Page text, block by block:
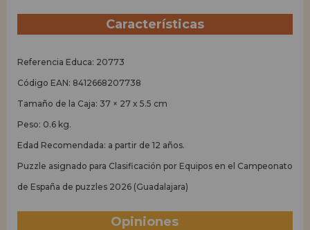
Características
Referencia Educa: 20773
Código EAN: 8412668207738
Tamaño de la Caja: 37 × 27 x 5.5 cm
Peso: 0.6 kg.
Edad Recomendada: a partir de 12 años.
Puzzle asignado para Clasificación por Equipos en el Campeonato
de España de puzzles 2026 (Guadalajara)
Opiniones